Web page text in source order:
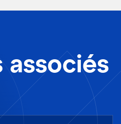
associés